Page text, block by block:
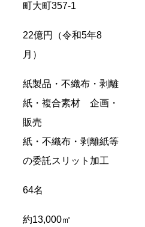
町大町357-1
22億円（令和5年8
月）
紙製品・不織布・剥離
紙・複合素材 企画・
販売
紙・不織布・剥離紙等
の委託スリット加工
64名
約13,000㎡